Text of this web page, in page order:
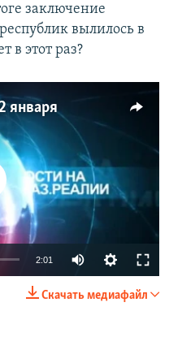
заключение
вылилось в
в этот раз?
января
available
2:01
Скачать медиафайл